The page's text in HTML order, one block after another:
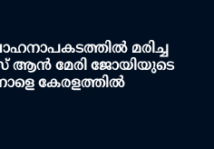
മരിച്ച
ആൻ മേരി ജോയിയുടെ
കേരളത്തിൽ